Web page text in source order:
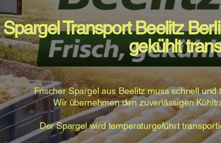
Spargel Transport Beelitz
gekühlt
Frischer Spargel aus Beelitz muss schnell
Wir übernehmen den zuverlässigen
Der Spargel wird temperaturgeführt